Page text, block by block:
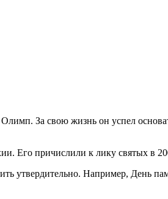
За свою жизнь он успел
Его причислили к лику святых в
утвердительно. Например, День